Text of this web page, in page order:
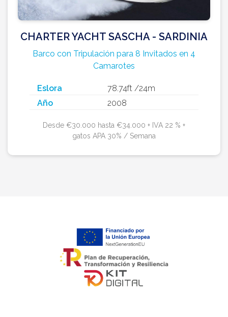
CHARTER YACHT SASCHA - SARDINIA
Barco con Tripulación para 8 Invitados en 4
Camarotes
Eslora
78.74ft /24m
Año
2008
Desde €30.000 hasta €34.000 + IVA 22 % +
gatos APA 30% / Semana